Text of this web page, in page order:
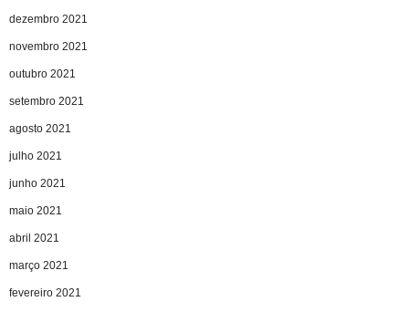
dezembro 2021
novembro 2021
outubro 2021
setembro 2021
agosto 2021
julho 2021
junho 2021
maio 2021
abril 2021
março 2021
fevereiro 2021